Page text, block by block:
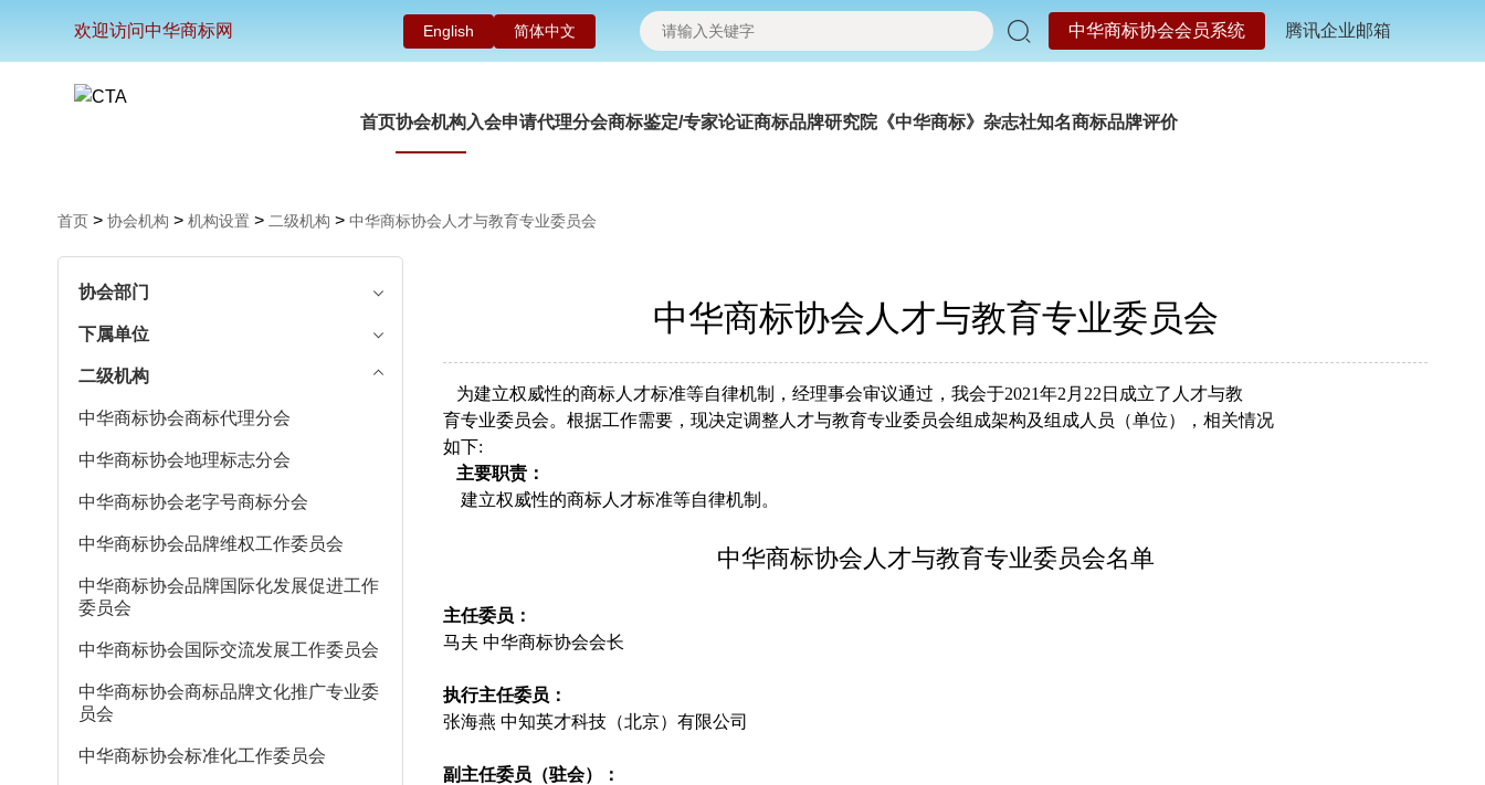
欢迎访问中华商标网 English 简体中文 中华商标协会会员系统 腾讯企业邮箱
首页协会机构入会申请代理分会商标鉴定/专家论证商标品牌研究院 《中华商标》杂志社知名商标品牌评价
首页 > 协会机构 > 机构设置 > 二级机构 > 中华商标协会人才与教育专业委员会
协会部门
下属单位
二级机构
中华商标协会商标代理分会
中华商标协会地理标志分会
中华商标协会老字号商标分会
中华商标协会品牌维权工作委员会
中华商标协会品牌国际化发展促进工作
委员会
中华商标协会国际交流发展工作委员会
中华商标协会商标品牌文化推广专业委
员会
中华商标协会标准化工作委员会
中华商标协会人才与教育专业委员会
为建立权威性的商标人才标准等自律机制，经理事会审议通过，我会于2021年2月22日成立了人才与教
育专业委员会。根据工作需要，现决定调整人才与教育专业委员会组成架构及组成人员（单位），相关情况
如下:
主要职责：
建立权威性的商标人才标准等自律机制。
中华商标协会人才与教育专业委员会名单
主任委员：
马夫 中华商标协会会长
执行主任委员：
张海燕 中知英才科技（北京）有限公司
副主任委员（驻会）：